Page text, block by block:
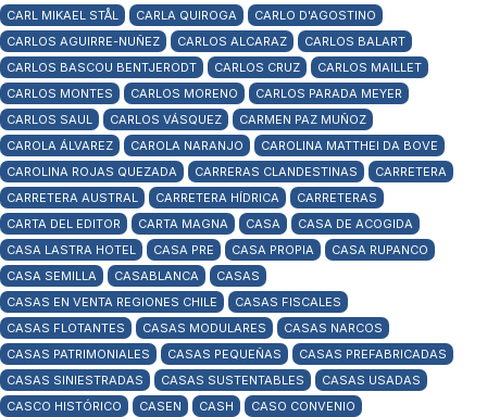
CARL MIKAEL STÅL
CARLA QUIROGA
CARLO D'AGOSTINO
CARLOS AGUIRRE-NUÑEZ
CARLOS ALCARAZ
CARLOS BALART
CARLOS BASCOU BENTJERODT
CARLOS CRUZ
CARLOS MAILLET
CARLOS MONTES
CARLOS MORENO
CARLOS PARADA MEYER
CARLOS SAUL
CARLOS VÁSQUEZ
CARMEN PAZ MUÑOZ
CAROLA ÁLVAREZ
CAROLA NARANJO
CAROLINA MATTHEI DA BOVE
CAROLINA ROJAS QUEZADA
CARRERAS CLANDESTINAS
CARRETERA
CARRETERA AUSTRAL
CARRETERA HÍDRICA
CARRETERAS
CARTA DEL EDITOR
CARTA MAGNA CASA
CASA DE ACOGIDA
CASA LASTRA HOTEL
CASA PRE CASA PROPIA
CASA RUPANCO
CASA SEMILLA
CASABLANCA
CASAS
CASAS EN VENTA REGIONES CHILE
CASAS FISCALES
CASAS FLOTANTES
CASAS MODULARES
CASAS NARCOS
CASAS PATRIMONIALES
CASAS PEQUEÑAS
CASAS PREFABRICADAS
CASAS SINIESTRADAS
CASAS SUSTENTABLES
CASAS USADAS
CASCO HISTÓRICO
CASEN CASH
CASO CONVENIO